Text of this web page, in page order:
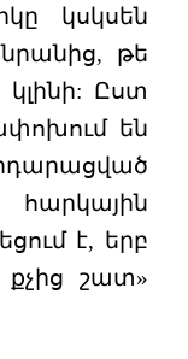
կսկսեն
թե
Ըստ
են
է, երբ
քչից շատ»